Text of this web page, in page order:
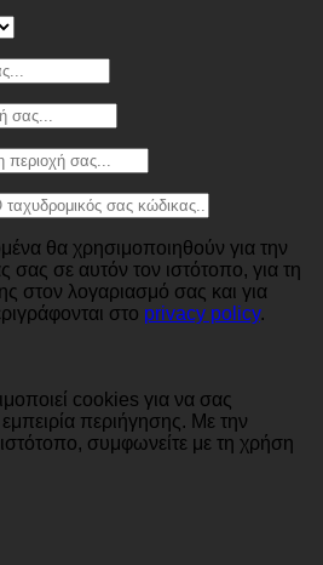
θα χρησιμοποιηθούν για την
σας σε αυτόν τον ιστότοπο, για τη
στον λογαριασμό σας και για
στο privacy policy.
cookies για να σας
περιήγησης. Με την
συμφωνείτε με τη χρήση